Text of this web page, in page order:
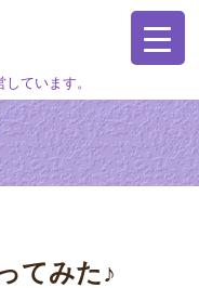
ています。
てみた♪